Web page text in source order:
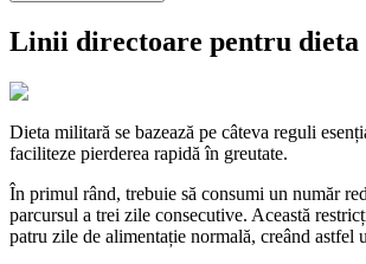
Linii directoare pentru
Dieta militară se bazează pe câteva reguli
faciliteze pierderea rapidă în greutate.
În primul rând, trebuie să consumi un număr
parcursul a trei zile consecutive. Această
patru zile de alimentație normală, creând astfel